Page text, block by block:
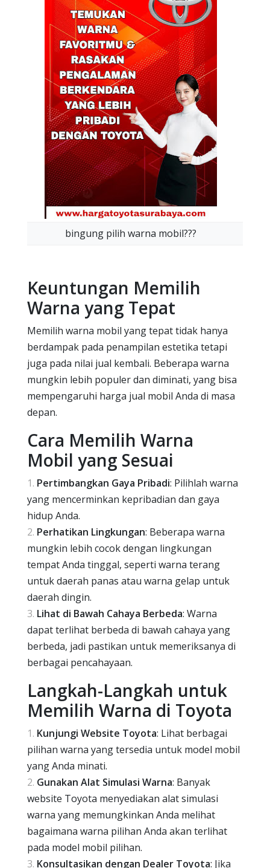
bingung pilih warna mobil???
Keuntungan Memilih
Warna yang Tepat
Memilih warna mobil yang tepat tidak hanya
berdampak pada penampilan estetika tetapi
juga pada nilai jual kembali. Beberapa warna
mungkin lebih populer dan diminati, yang bisa
mempengaruhi harga jual mobil Anda di masa
depan.
Cara Memilih Warna
Mobil yang Sesuai
Pertimbangkan Gaya Pribadi: Pilihlah warna
yang mencerminkan kepribadian dan gaya
hidup Anda.
Perhatikan Lingkungan: Beberapa warna
mungkin lebih cocok dengan lingkungan
tempat Anda tinggal, seperti warna terang
untuk daerah panas atau warna gelap untuk
daerah dingin.
Lihat di Bawah Cahaya Berbeda: Warna
dapat terlihat berbeda di bawah cahaya yang
berbeda, jadi pastikan untuk memeriksanya di
berbagai pencahayaan.
Langkah-Langkah untuk
Memilih Warna di Toyota
Kunjungi Website Toyota: Lihat berbagai
pilihan warna yang tersedia untuk model mobil
yang Anda minati.
Gunakan Alat Simulasi Warna: Banyak
website Toyota menyediakan alat simulasi
warna yang memungkinkan Anda melihat
bagaimana warna pilihan Anda akan terlihat
pada model mobil pilihan.
Konsultasikan dengan Dealer Toyota: Jika